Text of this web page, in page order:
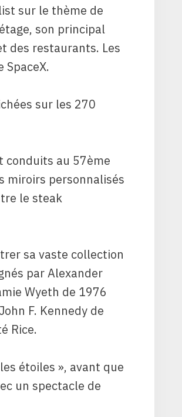
sur le thème de
son principal
des restaurants. Les
sur les 270
conduits au 57ème
miroirs personnalisés
le steak
sa vaste collection
par Alexander
Wyeth de 1976
F. Kennedy de
Rice.
étoiles », avant que
un spectacle de